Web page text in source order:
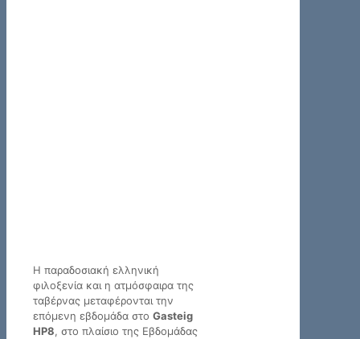
Η παραδοσιακή ελληνική
φιλοξενία και η ατμόσφαιρα της
ταβέρνας μεταφέρονται την
επόμενη εβδομάδα στο Gasteig
HP8, στο πλαίσιο της Εβδομάδας